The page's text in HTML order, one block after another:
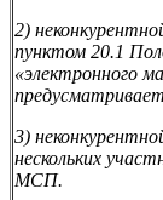
2)
пунктом 20.1
«электронного
3)
нескольких
МСП.